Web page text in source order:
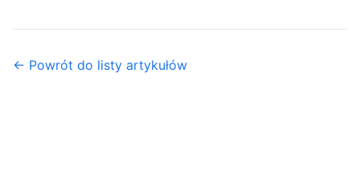
← Powrót do listy artykułów